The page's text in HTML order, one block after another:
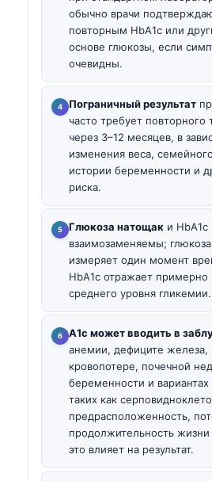
обычно врачи
повторным HbA1c или
основе глюкозы, если
очевидны.
Пограничный результат
часто требует повторного
через 3–12 месяцев, в
изменения веса,
истории беременности и
риска.
Глюкоза натощак и HbA1c
взаимозаменяемы;
измеряет один момент
HbA1c отражает примерно
среднего уровня гликемии.
A1c может вводить в
анемии, дефиците железа,
кровопотере, почечной
беременности и вариантах
таких как
предрасположенность,
продолжительность жизни
это влияет на результат.